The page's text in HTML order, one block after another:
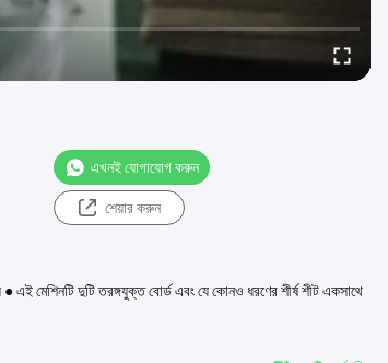
এখনই যোগাযোগ করুন
শেয়ার করুন
এই মেশিনটি দুটি তরঙ্গযুক্ত বোর্ড এবং যে কোনও ধরণের শীর্ষ শীট একসাথে